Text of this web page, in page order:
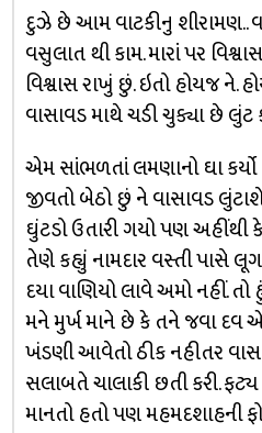
દુઝે છે આમ વાટકીનુ શીરામણ..
વસુલાત થી કામ. મારાં પર
વિશ્વાસ રાખું છું. ઇતો હોયજ ને.
વાસાવડ માથે ચડી ચુક્યા છે
એમ સાંભળતાં લમણાનો ઘા કર્યો
જીવતો બેઠો છું ને વાસાવડ
ઘુંટડો ઉતારી ગયો પણ અહીંથી
તેણે કહ્યું નામદાર વસ્તી પાસે
દયા વાણિયો લાવે અમો નહીં.
મને મુર્ખ માને છે કે તને જવા દવ
ખંડણી આવેતો ઠીક નહીતર
સલાબતે ચાલાકી છતી કરી.
માનતો હતો પણ મહમદશાહની